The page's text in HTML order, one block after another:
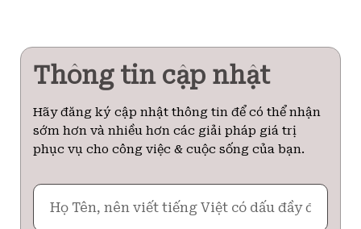
Thông tin cập nhật
Hãy đăng ký cập nhật thông tin để có thể nhận
sớm hơn và nhiều hơn các giải pháp giá trị
phục vụ cho công việc & cuộc sống của bạn.
Họ
Tên